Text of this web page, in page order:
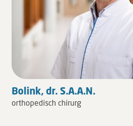
Bolink, dr. S.A.A.N.
orthopedisch chirurg